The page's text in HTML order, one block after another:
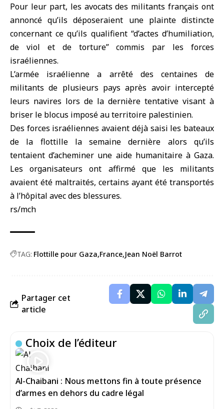
Pour leur part, les avocats des militants français ont
annoncé qu’ils déposeraient une plainte distincte
concernant ce qu’ils qualifient “d’actes d’humiliation,
de viol et de torture” commis par les forces
israéliennes.
L’armée israélienne a arrêté des centaines de
militants de plusieurs pays après avoir intercepté
leurs navires lors de la dernière tentative visant à
briser le blocus imposé au territoire palestinien.
Des forces israéliennes avaient déjà saisi les bateaux
de la flottille la semaine dernière alors qu’ils
tentaient d’acheminer une aide humanitaire à Gaza.
Les organisateurs ont affirmé que les militants
avaient été maltraités, certains ayant été transportés
à l’hôpital avec des blessures.
rs/mch
TAG: Flottille pour Gaza France Jean Noël Barrot
Partager cet
article
Choix de l’éditeur
Al-Chaibani : Nous mettons fin à toute présence
d’armes en dehors du cadre légal